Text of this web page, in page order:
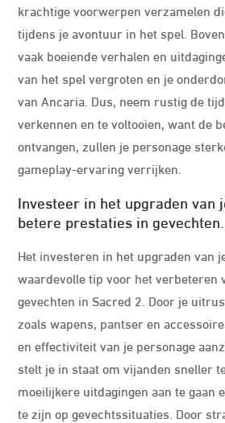
krachtige voorwerpen verzamelen
tijdens je avontuur in het spel.
vaak boeiende verhalen en
van het spel vergroten en je
van Ancaria. Dus, neem rustig de
verkennen en te voltooien, want de
ontvangen, zullen je personage
gameplay-ervaring verrijken.
Investeer in het upgraden van
betere prestaties in gevechten.
Het investeren in het upgraden van
waardevolle tip voor het verbeteren
gevechten in Sacred 2. Door je
zoals wapens, pantser en
en effectiviteit van je personage
stelt je in staat om vijanden sneller
moeilijkere uitdagingen aan te gaan
te zijn op gevechtssituaties. Door